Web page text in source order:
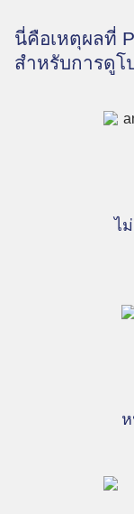
นี่คือเหตุผลที่
สำหรับการดูโ
ไ